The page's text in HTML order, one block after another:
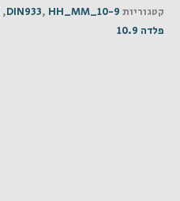
קטגוריות
DIN933, HH_MM_10-9
,
פלדה 10.9